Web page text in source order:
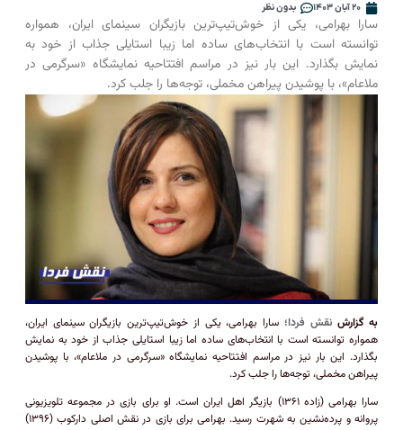
۲۰ آبان ۱۴۰۳ بدون نظر
سارا بهرامی، یکی از خوش‌تیپ‌ترین بازیگران سینمای ایران، همواره
توانسته است با انتخاب‌های ساده اما زیبا استایلی جذاب از خود به
نمایش بگذارد. این بار نیز در مراسم افتتاحیه نمایشگاه «سرگرمی در
ملاعام»، با پوشیدن پیراهن مخملی، توجه‌ها را جلب کرد.
به گزارش نقش فردا؛ سارا بهرامی، یکی از خوش‌تیپ‌ترین بازیگران سینمای ایران،
همواره توانسته است با انتخاب‌های ساده اما زیبا استایلی جذاب از خود به نمایش
بگذارد. این بار نیز در مراسم افتتاحیه نمایشگاه «سرگرمی در ملاعام»، با پوشیدن
پیراهن مخملی، توجه‌ها را جلب کرد.
سارا بهرامی (زاده ۱۳۶۱) بازیگر اهل ایران است. او برای بازی در مجموعه تلویزیونی
پروانه و پرده‌نشین به شهرت رسید. بهرامی برای بازی در نقش اصلی دارکوب (۱۳۹۶)